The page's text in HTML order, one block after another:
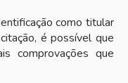
como titular
é possível que
comprovações que